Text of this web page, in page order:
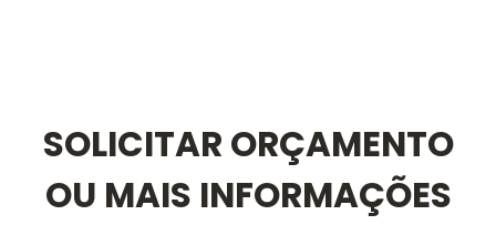
SOLICITAR ORÇAMENTO
OU MAIS INFORMAÇÕES